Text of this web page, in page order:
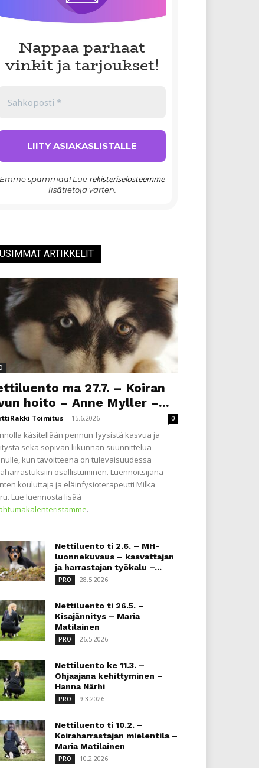
Nappaa parhaat
vinkit ja tarjoukset!
Emme spämmää! Lue rekisteriselosteemme
lisätietoja varten.
ARTIKKELIT
ma 27.7. – Koiran
hoito – Anne Myller –...
Toimitus - 15.6.2026 0
käsitellään pennun fyysistä kasvua ja
sekä sopivan liikunnan suunnittelua
kun tavoitteena on tulevaisuudessa
osallistuminen. Luennoitsijana
kouluttaja ja eläinfysioterapeutti Milka
Lue luennosta lisää
.
Nettiluento ti 2.6. – MH-
luonnekuvaus – kasvattajan
ja harrastajan työkalu –...
PRO 28.5.2026
Nettiluento ti 26.5. –
Kisajännitys – Maria
Matilainen
PRO 26.5.2026
Nettiluento ke 11.3. –
Ohjaajana kehittyminen –
Hanna Närhi
PRO 9.3.2026
Nettiluento ti 10.2. –
Koiraharrastajan mielentila –
Maria Matilainen
PRO 10.2.2026